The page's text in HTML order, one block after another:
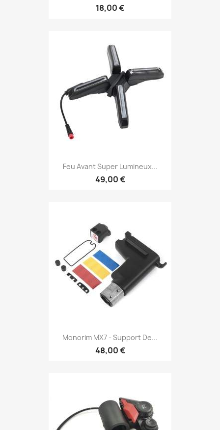
18,00 €
Feu Avant Super Lumineux...
49,00 €
Monorim MX7 - Support De...
48,00 €